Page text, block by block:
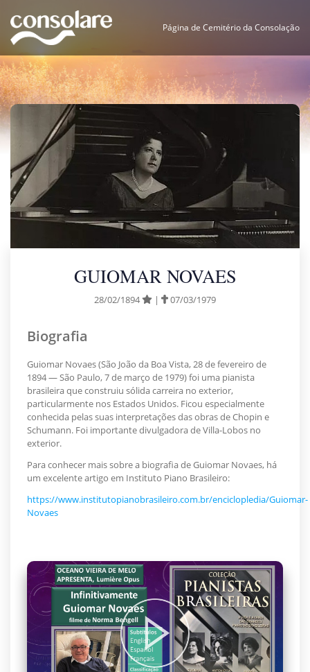
Página de Cemitério da Consolação
GUIOMAR NOVAES
28/02/1894 | 07/03/1979
Biografia
Guiomar Novaes (São João da Boa Vista, 28 de fevereiro de
1894 — São Paulo, 7 de março de 1979) foi uma pianista
brasileira que construiu sólida carreira no exterior,
particularmente nos Estados Unidos. Ficou especialmente
conhecida pelas suas interpretações das obras de Chopin e
Schumann. Foi importante divulgadora de Villa-Lobos no
exterior.
Para conhecer mais sobre a biografia de Guiomar Novaes, há
um excelente artigo em Instituto Piano Brasileiro:
https://www.institutopianobrasileiro.com.br/enciclopledia/Guiomar-
Novaes